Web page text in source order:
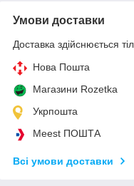
Умови доставки
Доставка здійснюється
Нова Пошта
Магазини Rozetka
Укрпошта
Meest ПОШТА
Всі умови доставки